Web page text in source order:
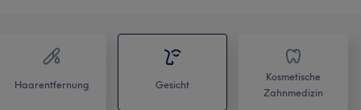
Haarentfernung Gesicht
Kosmetische
Zahnmedizin